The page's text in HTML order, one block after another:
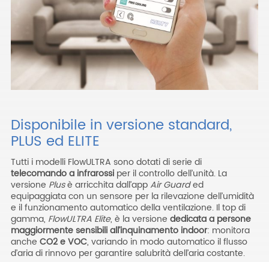
Disponibile in versione standard,
PLUS ed ELITE
Tutti i modelli FlowULTRA sono dotati di serie di
telecomando a infrarossiper il controllo dell’unità. La
versione Plusè arricchita dall’app Air Guarded
equipaggiata con un sensore per la rilevazione dell’umidità
e il funzionamento automatico della ventilazione. Il top di
gamma, FlowULTRA Elite, è la versione dedicata a persone
maggiormente sensibili all’inquinamento indoor: monitora
anche CO2 e VOC, variando in modo automatico il flusso
d’aria di rinnovo per garantire salubrità dell’aria costante.